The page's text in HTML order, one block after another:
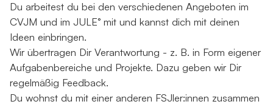
Du arbeitest du bei den verschiedenen Angeboten im
CVJM und im JULE° mit und kannst dich mit deinen
Ideen einbringen.
Wir übertragen Dir Verantwortung - z. B. in Form eigener
Aufgabenbereiche und Projekte. Dazu geben wir Dir
regelmäßig Feedback.
Du wohnst du mit einer anderen FSJler:innen zusammen